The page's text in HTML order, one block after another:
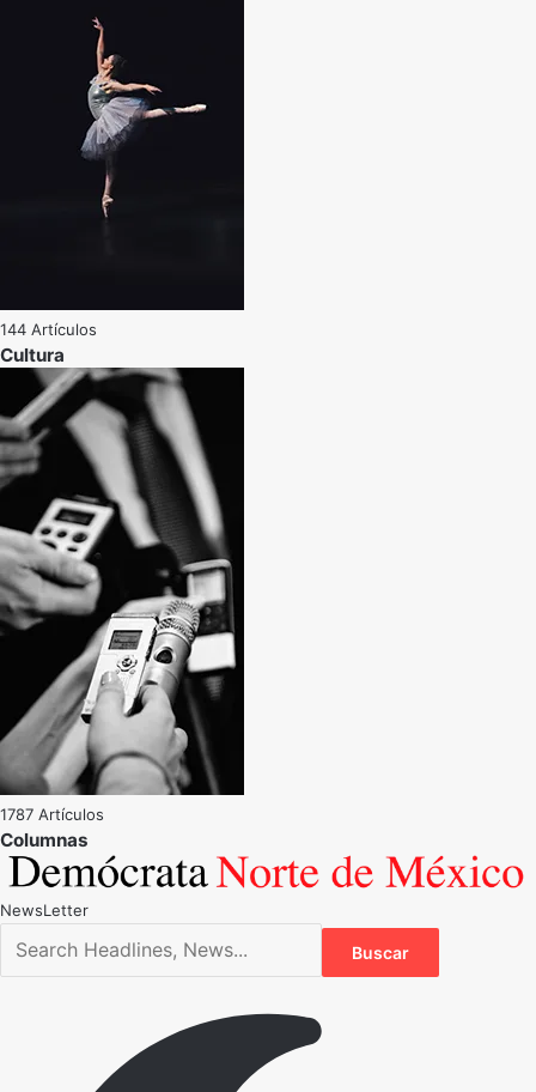
144 Artículos
Cultura
1787 Artículos
NewsLetter